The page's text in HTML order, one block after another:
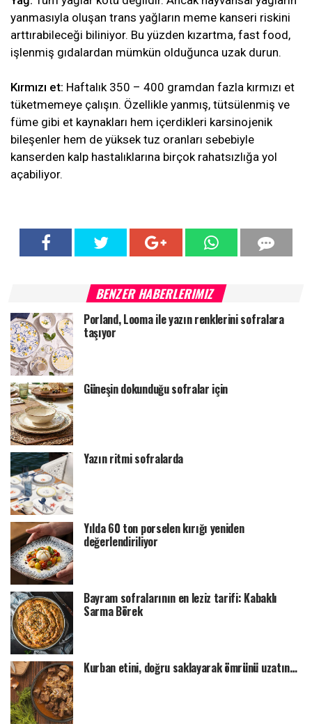
yanmasıyla oluşan trans yağların meme kanseri riskini
arttırabileceği biliniyor. Bu yüzden kızartma, fast food,
işlenmiş gıdalardan mümkün olduğunca uzak durun.
Kırmızı et: Haftalık 350 – 400 gramdan fazla kırmızı et
tüketmemeye çalışın. Özellikle yanmış, tütsülenmiş ve
füme gibi et kaynakları hem içerdikleri karsinojenik
bileşenler hem de yüksek tuz oranları sebebiyle
kanserden kalp hastalıklarına birçok rahatsızlığa yol
açabiliyor.
BENZER HABERLERIMIZ
Porland, Looma ile yazın renklerini sofralara
taşıyor
Güneşin dokunduğu sofralar için
Yazın ritmi sofralarda
Yılda 60 ton porselen kırığı yeniden
değerlendiriliyor
Bayram sofralarının en leziz tarifi: Kabaklı
Sarma Börek
Kurban etini, doğru saklayarak ömrünü uzatın…